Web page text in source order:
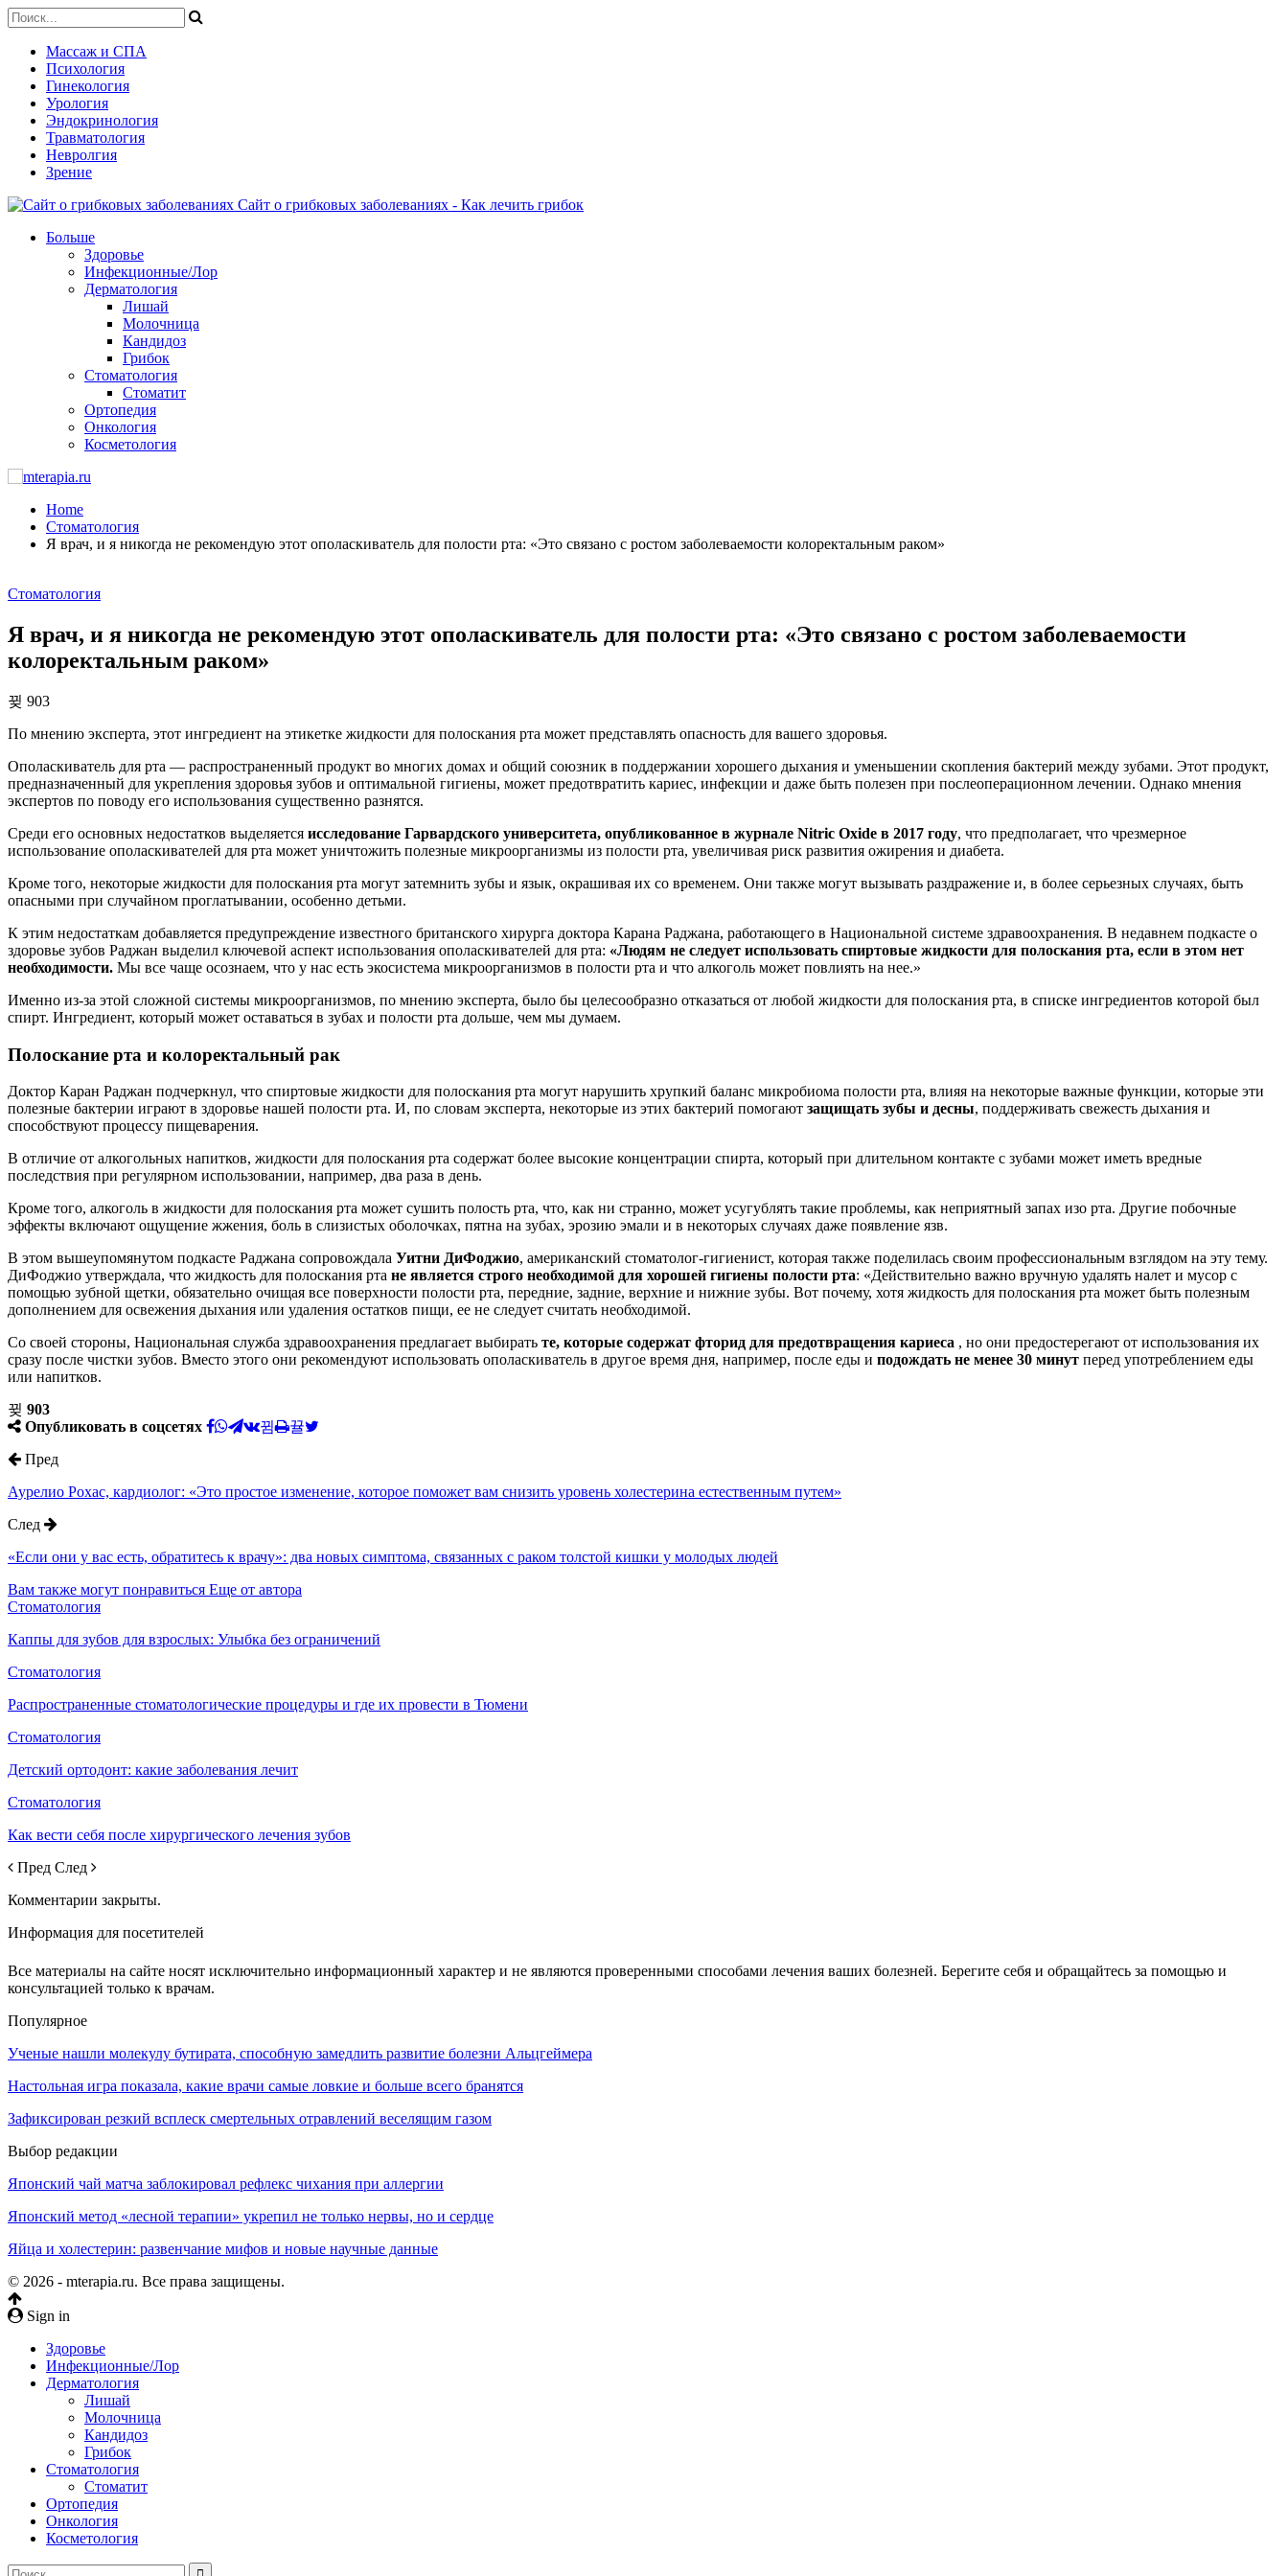
Массаж и СПА
Психология
Гинекология
Урология
Эндокринология
Травматология
Невролгия
Зрение
Сайт о грибковых заболеваниях - Как лечить грибок
Больше
Здоровье
Инфекционные/Лор
Дерматология
Лишай
Молочница
Кандидоз
Грибок
Стоматология
Стоматит
Ортопедия
Онкология
Косметология
Home
Стоматология
Я врач, и я никогда не рекомендую этот ополаскиватель для полости рта: «Это связано с ростом заболеваемости колоректальным раком»
Стоматология
Я врач, и я никогда не рекомендую этот ополаскиватель для полости рта: «Это связано с ростом заболеваемости
колоректальным раком»
903
По мнению эксперта, этот ингредиент на этикетке жидкости для полоскания рта может представлять опасность для вашего здоровья.
Ополаскиватель для рта — распространенный продукт во многих домах и общий союзник в поддержании хорошего дыхания и уменьшении скопления бактерий между зубами. Этот продукт,
предназначенный для укрепления здоровья зубов и оптимальной гигиены, может предотвратить кариес, инфекции и даже быть полезен при послеоперационном лечении. Однако мнения
экспертов по поводу его использования существенно разнятся.
Среди его основных недостатков выделяется исследование Гарвардского университета, опубликованное в журнале Nitric Oxide в 2017 году, что предполагает, что чрезмерное
использование ополаскивателей для рта может уничтожить полезные микроорганизмы из полости рта, увеличивая риск развития ожирения и диабета.
Кроме того, некоторые жидкости для полоскания рта могут затемнить зубы и язык, окрашивая их со временем. Они также могут вызывать раздражение и, в более серьезных случаях, быть
опасными при случайном проглатывании, особенно детьми.
К этим недостаткам добавляется предупреждение известного британского хирурга доктора Карана Раджана, работающего в Национальной системе здравоохранения. В недавнем подкасте о
здоровье зубов Раджан выделил ключевой аспект использования ополаскивателей для рта: «Людям не следует использовать спиртовые жидкости для полоскания рта, если в этом нет
необходимости. Мы все чаще осознаем, что у нас есть экосистема микроорганизмов в полости рта и что алкоголь может повлиять на нее.»
Именно из-за этой сложной системы микроорганизмов, по мнению эксперта, было бы целесообразно отказаться от любой жидкости для полоскания рта, в списке ингредиентов которой был
спирт. Ингредиент, который может оставаться в зубах и полости рта дольше, чем мы думаем.
Полоскание рта и колоректальный рак
Доктор Каран Раджан подчеркнул, что спиртовые жидкости для полоскания рта могут нарушить хрупкий баланс микробиома полости рта, влияя на некоторые важные функции, которые эти
полезные бактерии играют в здоровье нашей полости рта. И, по словам эксперта, некоторые из этих бактерий помогают защищать зубы и десны, поддерживать свежесть дыхания и
способствуют процессу пищеварения.
В отличие от алкогольных напитков, жидкости для полоскания рта содержат более высокие концентрации спирта, который при длительном контакте с зубами может иметь вредные
последствия при регулярном использовании, например, два раза в день.
Кроме того, алкоголь в жидкости для полоскания рта может сушить полость рта, что, как ни странно, может усугублять такие проблемы, как неприятный запах изо рта. Другие побочные
эффекты включают ощущение жжения, боль в слизистых оболочках, пятна на зубах, эрозию эмали и в некоторых случаях даже появление язв.
В этом вышеупомянутом подкасте Раджана сопровождала Уитни ДиФоджио, американский стоматолог-гигиенист, которая также поделилась своим профессиональным взглядом на эту тему.
ДиФоджио утверждала, что жидкость для полоскания рта не является строго необходимой для хорошей гигиены полости рта: «Действительно важно вручную удалять налет и мусор с
помощью зубной щетки, обязательно очищая все поверхности полости рта, передние, задние, верхние и нижние зубы. Вот почему, хотя жидкость для полоскания рта может быть полезным
дополнением для освежения дыхания или удаления остатков пищи, ее не следует считать необходимой.
Со своей стороны, Национальная служба здравоохранения предлагает выбирать те, которые содержат фторид для предотвращения кариеса , но они предостерегают от использования их
сразу после чистки зубов. Вместо этого они рекомендуют использовать ополаскиватель в другое время дня, например, после еды и подождать не менее 30 минут перед употреблением еды
или напитков.
903
Опубликовать в соцсетях
Пред
Аурелио Рохас, кардиолог: «Это простое изменение, которое поможет вам снизить уровень холестерина естественным путем»
След
«Если они у вас есть, обратитесь к врачу»: два новых симптома, связанных с раком толстой кишки у молодых людей
Вам также могут понравиться Еще от автора
Стоматология
Каппы для зубов для взрослых: Улыбка без ограничений
Стоматология
Распространенные стоматологические процедуры и где их провести в Тюмени
Стоматология
Детский ортодонт: какие заболевания лечит
Стоматология
Как вести себя после хирургического лечения зубов
Пред След
Комментарии закрыты.
Информация для посетителей
Все материалы на сайте носят исключительно информационный характер и не являются проверенными способами лечения ваших болезней. Берегите себя и обращайтесь за помощью и
консультацией только к врачам.
Популярное
Ученые нашли молекулу бутирата, способную замедлить развитие болезни Альцгеймера
Настольная игра показала, какие врачи самые ловкие и больше всего бранятся
Зафиксирован резкий всплеск смертельных отравлений веселящим газом
Выбор редакции
Японский чай матча заблокировал рефлекс чихания при аллергии
Японский метод «лесной терапии» укрепил не только нервы, но и сердце
Яйца и холестерин: развенчание мифов и новые научные данные
© 2026 - mterapia.ru. Все права защищены.
Sign in
Здоровье
Инфекционные/Лор
Дерматология
Лишай
Молочница
Кандидоз
Грибок
Стоматология
Стоматит
Ортопедия
Онкология
Косметология